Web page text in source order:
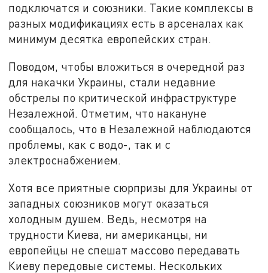
подключатся и союзники. Такие комплексы в
разных модификациях есть в арсеналах как
минимум десятка европейских стран.
Поводом, чтобы вложиться в очередной раз
для накачки Украины, стали недавние
обстрелы по критической инфраструктуре
Незалежной. Отметим, что накануне
сообщалось, что в Незалежной наблюдаются
проблемы, как с водо-, так и с
электроснабжением.
Хотя все приятные сюрпризы для Украины от
западных союзников могут оказаться
холодным душем. Ведь, несмотря на
трудности Киева, ни американцы, ни
европейцы не спешат массово передавать
Киеву передовые системы. Нескольких